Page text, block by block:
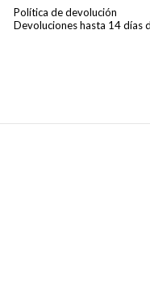
Política de devolución
Devoluciones hasta 14 días